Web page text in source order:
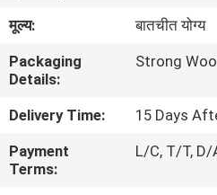
हमारे
मूल्य:
बातचीत योग्य
Packaging
Details:
Strong
Delivery Time:
15 Days
Payment
Terms:
L/C, T/T, D/